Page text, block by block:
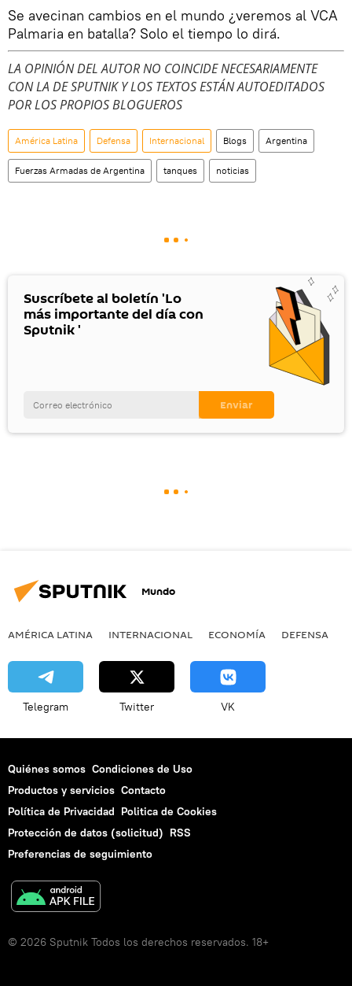
Se avecinan cambios en el mundo ¿veremos al VCA
Palmaria en batalla? Solo el tiempo lo dirá.
LA OPINIÓN DEL AUTOR NO COINCIDE NECESARIAMENTE
CON LA DE SPUTNIK Y LOS TEXTOS ESTÁN AUTOEDITADOS
POR LOS PROPIOS BLOGUEROS
América Latina Defensa Internacional Blogs Argentina
Fuerzas Armadas de Argentina tanques noticias
Suscríbete al boletín 'Lo
más importante del día con
Sputnik '
Mundo
AMÉRICA LATINA INTERNACIONAL ECONOMÍA DEFENSA
Telegram Twitter VK
Quiénes somos Condiciones de Uso
Productos y servicios Contacto
Política de Privacidad Politica de Cookies
Protección de datos (solicitud) RSS
Preferencias de seguimiento
© 2026 Sputnik Todos los derechos reservados. 18+